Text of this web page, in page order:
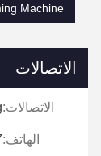
Machine
الاتصالات
الاتصالات:
الهاتف: